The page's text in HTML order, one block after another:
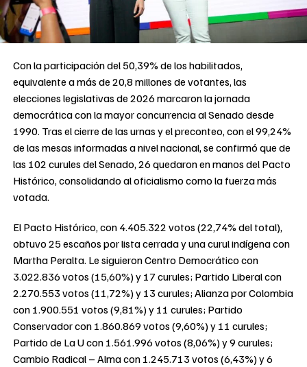
Con la participación del 50,39% de los habilitados,
equivalente a más de 20,8 millones de votantes, las
elecciones legislativas de 2026 marcaron la jornada
democrática con la mayor concurrencia al Senado desde
1990. Tras el cierre de las urnas y el preconteo, con el 99,24%
de las mesas informadas a nivel nacional, se confirmó que de
las 102 curules del Senado, 26 quedaron en manos del Pacto
Histórico, consolidando al oficialismo como la fuerza más
votada.
El Pacto Histórico, con 4.405.322 votos (22,74% del total),
obtuvo 25 escaños por lista cerrada y una curul indígena con
Martha Peralta. Le siguieron Centro Democrático con
3.022.836 votos (15,60%) y 17 curules; Partido Liberal con
2.270.553 votos (11,72%) y 13 curules; Alianza por Colombia
con 1.900.551 votos (9,81%) y 11 curules; Partido
Conservador con 1.860.869 votos (9,60%) y 11 curules;
Partido de La U con 1.561.996 votos (8,06%) y 9 curules;
Cambio Radical – Alma con 1.245.713 votos (6,43%) y 6